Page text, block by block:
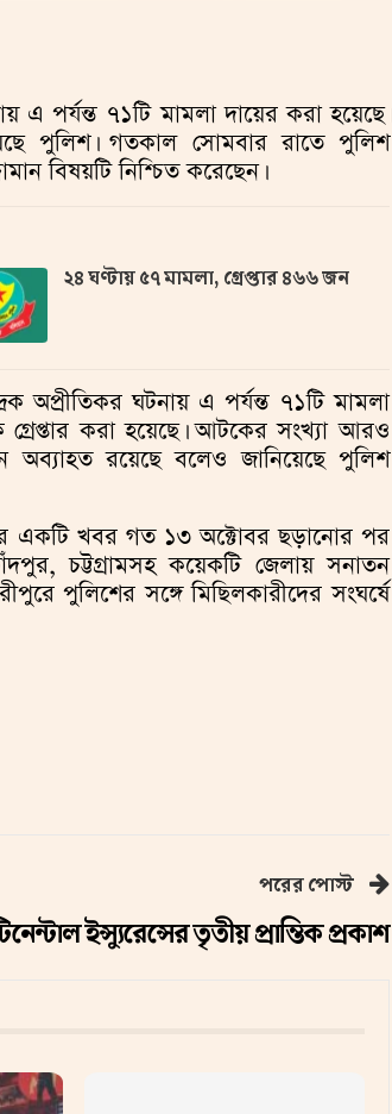
এ পর্যন্ত ৭১টি মামলা দায়ের করা হয়েছে।
পুলিশ। গতকাল সোমবার রাতে পুলিশ
বিষয়টি নিশ্চিত করেছেন।
২৪ ঘণ্টায় ৫৭ মামলা, গ্রেপ্তার ৪৬৬ জন
অপ্রীতিকর ঘটনায় এ পর্যন্ত ৭১টি মামলা
করা হয়েছে। আটকের সংখ্যা আরও
অব্যাহত রয়েছে বলেও জানিয়েছে পুলিশ
একটি খবর গত ১৩ অক্টোবর ছড়ানোর পর
চট্টগ্রামসহ কয়েকটি জেলায় সনাতন
পুলিশের সঙ্গে মিছিলকারীদের সংঘর্ষে
পরের পোস্ট
ইন্স্যুরেন্সের তৃতীয় প্রান্তিক প্রকাশ